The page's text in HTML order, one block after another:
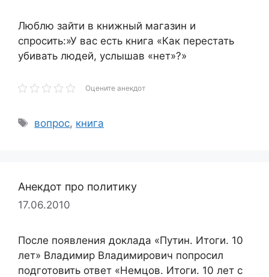
Люблю зайти в книжный магазин и
спросить:»У вас есть книга «Как перестать
убивать людей, услышав «нет»?»
Оцените анекдот
Метки
вопрос, книга
Анекдот про политику
17.06.2010
После появления доклада «Путин. Итоги. 10
лет» Владимир Владимирович попросил
подготовить ответ «Немцов. Итоги. 10 лет с